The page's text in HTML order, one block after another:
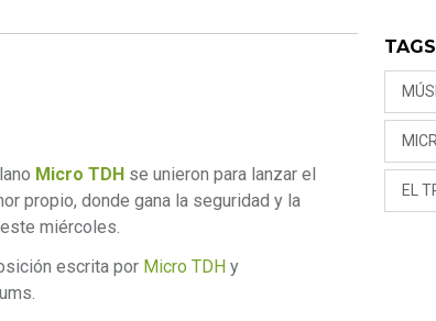
Micro TDH se unieron para lanzar el
propio, donde gana la seguridad y la
miércoles.
escrita por Micro TDH y
TAGS
EL